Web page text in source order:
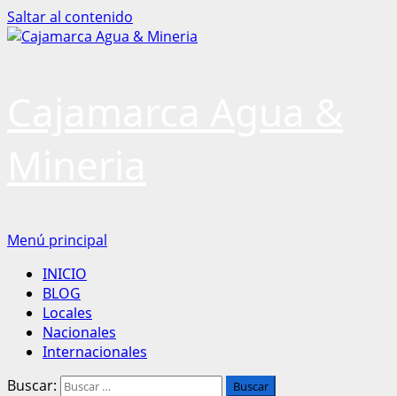
Saltar al contenido
Menú principal
INICIO
BLOG
Locales
Nacionales
Internacionales
Buscar: